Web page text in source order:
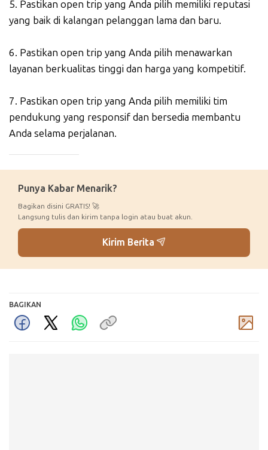
5. Pastikan open trip yang Anda pilih memiliki reputasi
yang baik di kalangan pelanggan lama dan baru.
6. Pastikan open trip yang Anda pilih menawarkan
layanan berkualitas tinggi dan harga yang kompetitif.
7. Pastikan open trip yang Anda pilih memiliki tim
pendukung yang responsif dan bersedia membantu
Anda selama perjalanan.
Punya Kabar Menarik?
Bagikan disini GRATIS! 🚀
Langsung tulis dan kirim tanpa login atau buat akun.
Kirim Berita
BAGIKAN